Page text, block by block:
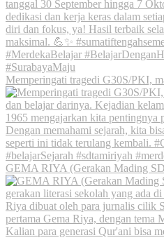
Memperingati tragedi G30S/PKI,
GEMA RIYA (Gerakan Mading